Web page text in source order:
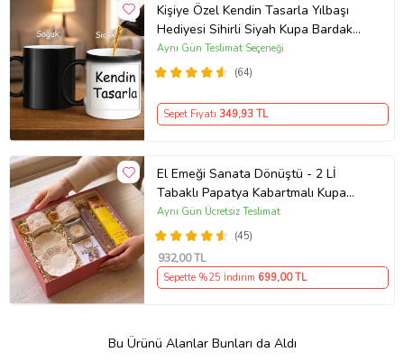
Kişiye Özel Kendin Tasarla Yılbaşı
Hediyesi Sihirli Siyah Kupa Bardak
Sıcakla Renk Değiştiren Tasarım
(64)
Aynı Gün Teslimat Seçeneği
Sepet Fiyatı 349,93 TL
El Emeği Sanata Dönüştü - 2 Lİ
Tabaklı Papatya Kabartmalı Kupa
Seti & Tütsü Seti & Mum &
Anahtarlık
(45)
Aynı Gün Ücretsiz Teslimat
932,00 TL
Sepette %25 İndirim 699,00 TL
Bu Ürünü Alanlar Bunları da Aldı